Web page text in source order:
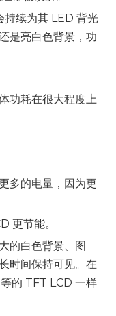
持续为其 LED 背光
是亮白色背景，功
功耗在很大程度上
多的电量，因为更
更节能。
的白色背景、图
时间保持可见。在
的 TFT LCD 一样